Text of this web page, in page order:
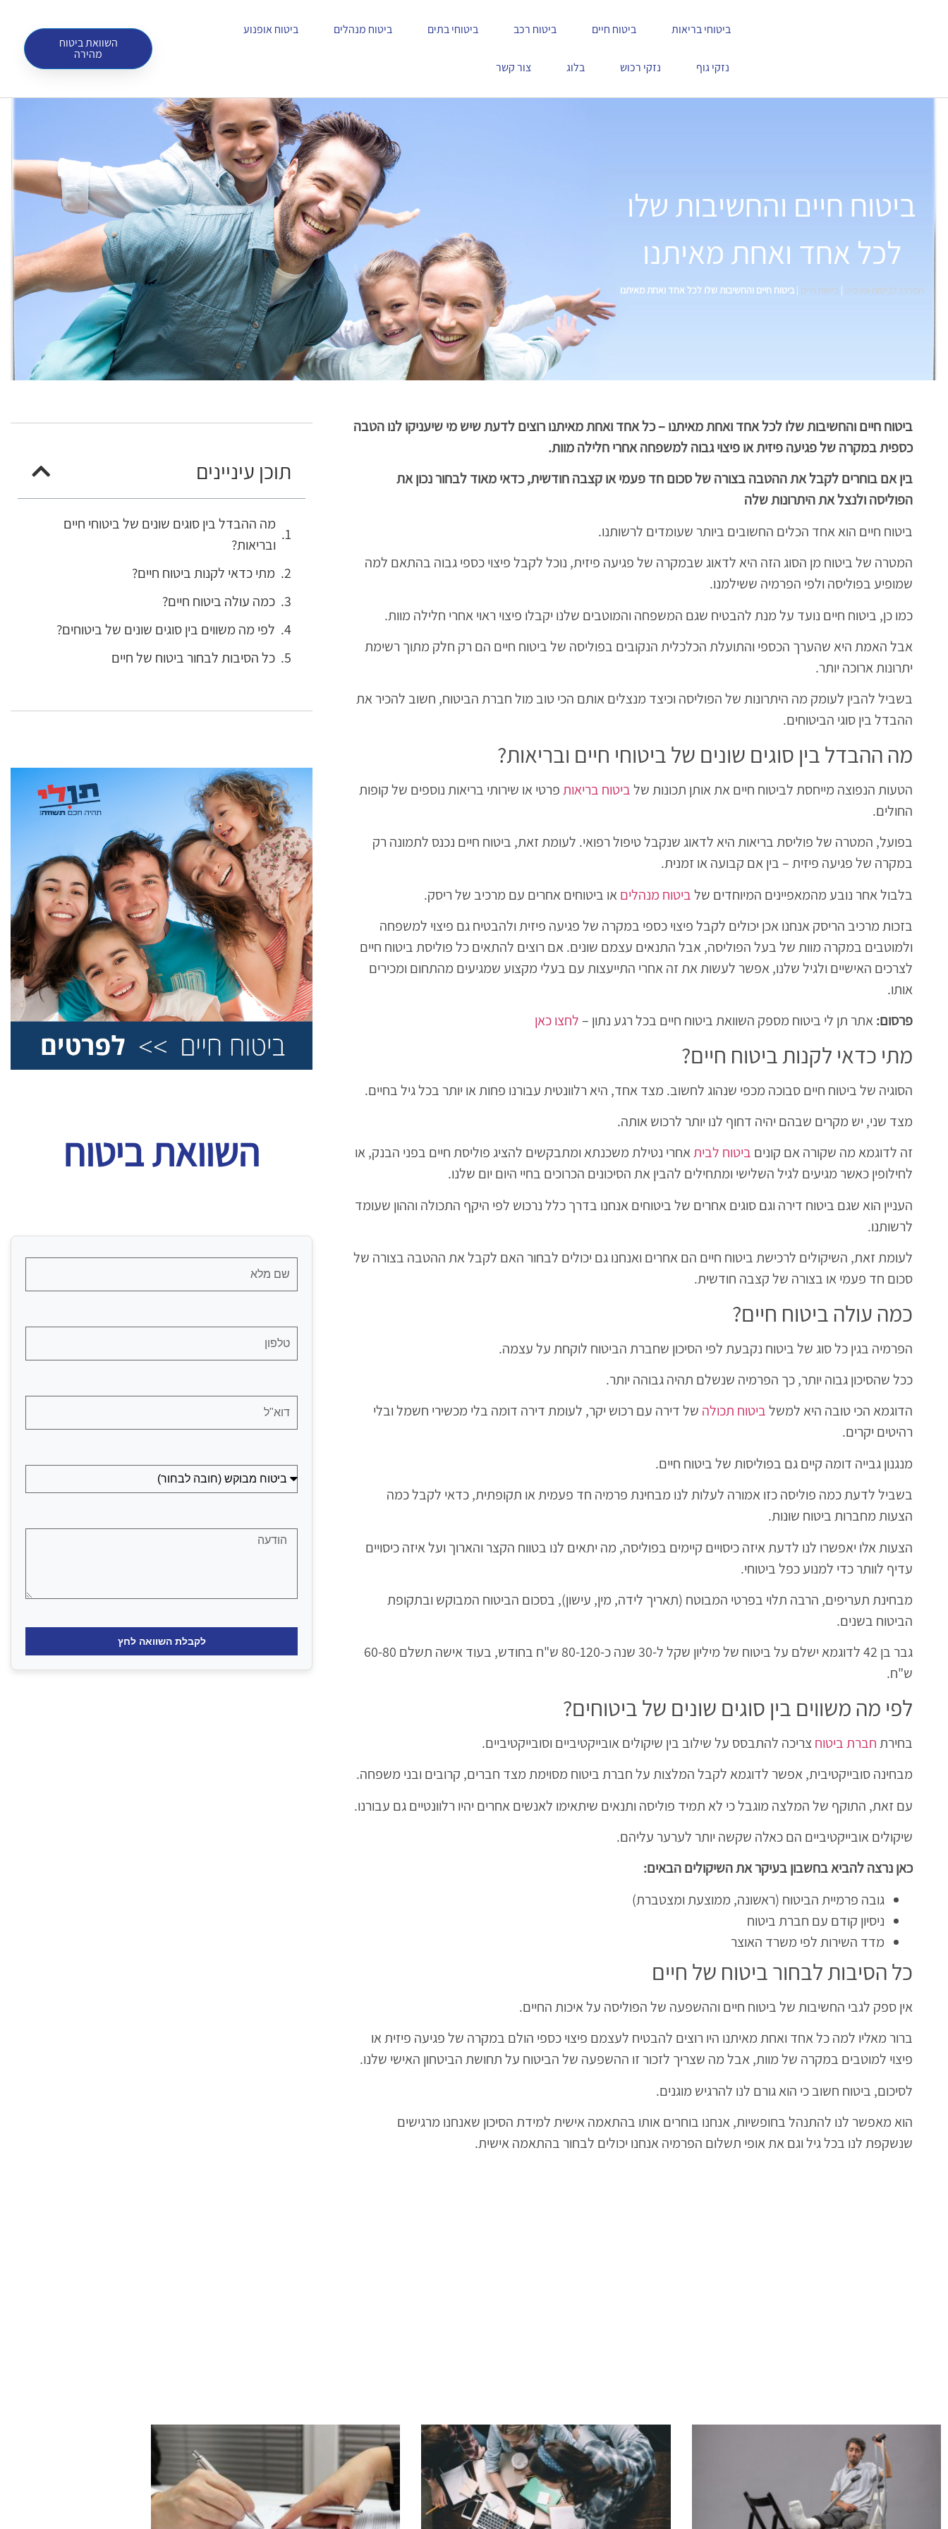
ביטוחי בריאות ביטוח חיים ביטוח רכב ביטוחי בתים ביטוח מנהלים ביטוח אופנוע
נזקי גוף נזקי רכוש בלוג צור קשר
השוואת ביטוח
מהירה
ביטוח חיים והחשיבות שלו
לכל אחד ואחת מאיתנו
המרכז לביטוח ופנסיה |ביטוח חיים |ביטוח חיים והחשיבות שלו לכל אחד ואחת מאיתנו
ביטוח חייםוהחשיבות שלו לכל אחד ואחת מאיתנו –כל אחד ואחת מאיתנו רוצים לדעת שיש מי שיעניקו לנו הטבה
כספית במקרה של פגיעה פיזית או פיצוי גבוה למשפחה אחרי חלילה מוות.
בין אם בוחרים לקבל את ההטבה בצורה של סכום חד פעמי או קצבה חודשית, כדאי מאוד לבחור נכון את
הפוליסה ולנצל את היתרונות שלה
ביטוח חיים הוא אחד הכלים החשובים ביותר שעומדים לרשותנו.
המטרה של ביטוח מן הסוג הזה היא לדאוג שבמקרה של פגיעה פיזית, נוכל לקבל פיצוי כספי גבוה בהתאם למה
שמופיע בפוליסה ולפי הפרמיה ששילמנו.
כמו כן, ביטוח חיים נועד על מנת להבטיח שגם המשפחה והמוטבים שלנו יקבלו פיצוי ראוי אחרי חלילה מוות.
אבל האמת היא שהערך הכספי והתועלת הכלכלית הנקובים בפוליסה של ביטוח חיים הם רק חלק מתוך רשימת
יתרונות ארוכה יותר.
בשביל להבין לעומק מה היתרונות של הפוליסה וכיצד מנצלים אותם הכי טוב מול חברת הביטוח, חשוב להכיר את
ההבדל בין סוגי הביטוחים.
מה ההבדל בין סוגים שונים של ביטוחי חיים ובריאות?
הטעות הנפוצה מייחסת לביטוח חיים את אותן תכונות שלביטוח בריאותפרטי או שירותי בריאות נוספים של קופות
החולים.
בפועל, המטרה של פוליסת בריאות היא לדאוג שנקבל טיפול רפואי. לעומת זאת, ביטוח חיים נכנס לתמונה רק
במקרה של פגיעה פיזית – בין אם קבועה או זמנית.
בלבול אחר נובע מהמאפיינים המיוחדים שלביטוח מנהליםאו ביטוחים אחרים עם מרכיב של ריסק.
בזכות מרכיב הריסק אנחנו אכן יכולים לקבל פיצוי כספי במקרה של פגיעה פיזית ולהבטיח גם פיצוי למשפחה
ולמוטבים במקרה מוות של בעל הפוליסה, אבל התנאים עצמם שונים. אם רוצים להתאים כל פוליסת ביטוח חיים
לצרכים האישיים ולגיל שלנו, אפשר לעשות את זה אחרי התייעצות עם בעלי מקצוע שמגיעים מהתחום ומכירים
אותו.
פרסום:אתר תן לי ביטוח מספק השוואת ביטוח חיים בכל רגע נתון –לחצו כאן
מתי כדאי לקנות ביטוח חיים?
הסוגיה של ביטוח חיים סבוכה מכפי שנהוג לחשוב. מצד אחד, היא רלוונטית עבורנו פחות או יותר בכל גיל בחיים.
מצד שני, יש מקרים שבהם יהיה דחוף לנו יותר לרכוש אותה.
זה לדוגמא מה שקורה אם קונים ביטוח לביתאחרי נטילת משכנתא ומתבקשים להציג פוליסת חיים בפני הבנק, או
לחילופין כאשר מגיעים לגיל השלישי ומתחילים להבין את הסיכונים הכרוכים בחיי היום יום שלנו.
העניין הוא שגם ביטוח דירה וגם סוגים אחרים של ביטוחים אנחנו בדרך כלל נרכוש לפי היקף התכולה וההון שעומד
לרשותנו.
לעומת זאת, השיקולים לרכישת ביטוח חיים הם אחרים ואנחנו גם יכולים לבחור האם לקבל את ההטבה בצורה של
סכום חד פעמי או בצורה של קצבה חודשית.
כמה עולה ביטוח חיים?
הפרמיה בגין כל סוג של ביטוח נקבעת לפי הסיכון שחברת הביטוח לוקחת על עצמה.
ככל שהסיכון גבוה יותר, כך הפרמיה שנשלם תהיה גבוהה יותר.
הדוגמא הכי טובה היא למשלביטוח תכולה של דירה עם רכוש יקר, לעומת דירה דומה בלי מכשירי חשמל ובלי
רהיטים יקרים.
מנגנון גבייה דומה קיים גם בפוליסות של ביטוח חיים.
בשביל לדעת כמה פוליסה כזו אמורה לעלות לנו מבחינת פרמיה חד פעמית או תקופתית, כדאי לקבל כמה
הצעות מחברות ביטוח שונות.
הצעות אלו יאפשרו לנו לדעת איזה כיסויים קיימים בפוליסה, מה יתאים לנו בטווח הקצר והארוך ועל איזה כיסויים
עדיף לוותר כדי למנוע כפל ביטוחי.
מבחינת תעריפים, הרבה תלוי בפרטי המבוטח (תאריך לידה, מין, עישון), בסכום הביטוח המבוקש ובתקופת
הביטוח בשנים.
גבר בן 42 לדוגמא ישלם על ביטוח של מיליון שקל ל-30 שנה כ-80-120 ש"ח בחודש, בעוד אישה תשלם 60-80
ש"ח.
לפי מה משווים בין סוגים שונים של ביטוחים?
בחירתחברת ביטוח צריכה להתבסס על שילוב בין שיקולים אובייקטיביים וסובייקטיביים.
מבחינה סובייקטיבית, אפשר לדוגמא לקבל המלצות על חברת ביטוח מסוימת מצד חברים, קרובים ובני משפחה.
עם זאת, התוקף של המלצה מוגבל כי לא תמיד פוליסה ותנאים שיתאימו לאנשים אחרים יהיו רלוונטיים גם עבורנו.
שיקולים אובייקטיביים הם כאלה שקשה יותר לערער עליהם.
כאן נרצה להביא בחשבון בעיקר את השיקולים הבאים:
גובה פרמיית הביטוח (ראשונה, ממוצעת ומצטברת)
ניסיון קודם עם חברת ביטוח
מדד השירות לפי משרד האוצר
כל הסיבות לבחור ביטוח של חיים
אין ספק לגבי החשיבות של ביטוח חיים וההשפעה של הפוליסה על איכות החיים.
ברור מאליו למה כל אחד ואחת מאיתנו היו רוצים להבטיח לעצמם פיצוי כספי הולם במקרה של פגיעה פיזית או
פיצוי למוטבים במקרה של מוות, אבל מה שצריך לזכור זו ההשפעה של הביטוח על תחושת הביטחון האישי שלנו.
לסיכום, ביטוח חשוב כי הוא גורם לנו להרגיש מוגנים.
הוא מאפשר לנו להתנהל בחופשיות, אנחנו בוחרים אותו בהתאמה אישית למידת הסיכון שאנחנו מרגישים
שנשקפת לנו בכל גיל וגם את אופי תשלום הפרמיה אנחנו יכולים לבחור בהתאמה אישית.
תוכן עיניינים
מה ההבדל בין סוגים שונים של ביטוחי חיים
ובריאות?
מתי כדאי לקנות ביטוח חיים?
כמה עולה ביטוח חיים?
לפי מה משווים בין סוגים שונים של ביטוחים?
כל הסיבות לבחור ביטוח של חיים
השוואת ביטוח
לקבלת השוואה לחץ